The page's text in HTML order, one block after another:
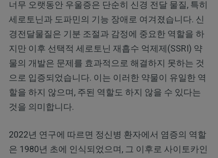
너무 오랫동안 우울증은 단순히 신경 전달 물질, 특히
세로토닌과 도파민의 기능 장애로 여겨졌습니다. 신
경전달물질은 기분 조절과 감정에 중요한 역할을 하
지만 이후 선택적 세로토닌 재흡수 억제제(SSRI) 약
물의 개발은 문제를 효과적으로 해결하지 못하는 것
으로 입증되었습니다. 이는 이러한 약물이 유일한 역
할을 하지 않으며, 주된 역할도 하지 않을 수 있다는
것을 의미합니다.
2022년 연구에 따르면 정신병 환자에서 염증의 역할
은 1980년 초에 인식되었으며, 그 이후로 사이토카인